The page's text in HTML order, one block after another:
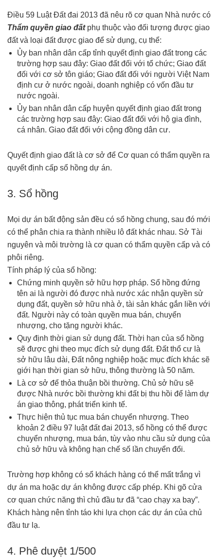
Điều 59 Luật Đất đai 2013 đã nêu rõ cơ quan Nhà nước có
Thẩm quyền giao đất phụ thuộc vào đối tượng được giao
đất và loại đất được giao để sử dụng, cụ thể:
Ủy ban nhân dân cấp tỉnh quyết định giao đất trong các
trường hợp sau đây: Giao đất đối với tổ chức; Giao đất
đối với cơ sở tôn giáo; Giao đất đối với người Việt Nam
định cư ở nước ngoài, doanh nghiệp có vốn đầu tư
nước ngoài.
Ủy ban nhân dân cấp huyện quyết định giao đất trong
các trường hợp sau đây: Giao đất đối với hộ gia đình,
cá nhân. Giao đất đối với cộng đồng dân cư.
Quyết định giao đất là cơ sở để Cơ quan có thẩm quyền ra
quyết định cấp sổ hồng dự án.
3. Sổ hồng
Mọi dự án bất động sản đều có sổ hồng chung, sau đó mới
có thể phân chia ra thành nhiều lô đất khác nhau. Sở Tài
nguyên và môi trường là cơ quan có thẩm quyền cấp và có
phôi riêng.
Tính pháp lý của sổ hồng:
Chứng minh quyền sở hữu hợp pháp. Sổ hồng đứng
tên ai là người đó được nhà nước xác nhận quyền sử
dụng đất, quyền sở hữu nhà ở, tài sản khác gắn liền với
đất. Người này có toàn quyền mua bán, chuyển
nhượng, cho tặng người khác.
Quy định thời gian sử dụng đất. Thời hạn của sổ hồng
sẽ được ghi theo mục đích sử dụng đất. Đất thổ cư là
sở hữu lâu dài, Đất nông nghiệp hoặc mục đích khác sẽ
giới hạn thời gian sở hữu, thông thường là 50 năm.
Là cơ sở để thỏa thuận bồi thường. Chủ sở hữu sẽ
được Nhà nước bồi thường khi đất bị thu hồi để làm dự
án giao thông, phát triển kinh tế.
Thực hiện thủ tục mua bán chuyển nhượng. Theo
khoản 2 điều 97 luật đất đai 2013, sổ hồng có thể được
chuyển nhượng, mua bán, tùy vào nhu cầu sử dụng của
chủ sở hữu và không hạn chế số lần chuyển đổi.
Trường hợp không có sổ khách hàng có thể mất trắng vì
dự án ma hoặc dự án không được cấp phép. Khi gõ cửa
cơ quan chức năng thì chủ đầu tư đã “cao chạy xa bay”.
Khách hàng nên tỉnh táo khi lựa chọn các dự án của chủ
đầu tư lạ.
4. Phê duyệt 1/500